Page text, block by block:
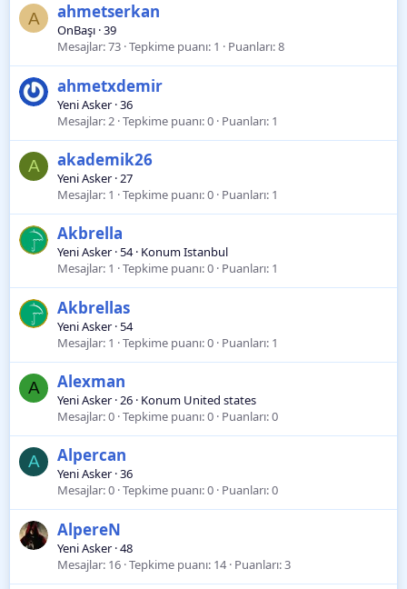
A ahmetserkan
OnBaşı ·39
Mesajlar 73 Tepkime puanı 1 Puanları 8
ahmetxdemir
Yeni Asker ·36
Mesajlar 2 Tepkime puanı 0 Puanları 1
A akademik26
Yeni Asker ·27
Mesajlar 1 Tepkime puanı 0 Puanları 1
Akbrella
Yeni Asker ·54· KonumIstanbul
Mesajlar 1 Tepkime puanı 0 Puanları 1
Akbrellas
Yeni Asker ·54
Mesajlar 1 Tepkime puanı 0 Puanları 1
A Alexman
Yeni Asker ·26 · Konum United states
Mesajlar 0 Tepkime puanı 0 Puanları 0
A Alpercan
Yeni Asker ·36
Mesajlar 0 Tepkime puanı 0 Puanları 0
AlpereN
Yeni Asker ·48
Mesajlar 16 Tepkime puanı 14 Puanları 3